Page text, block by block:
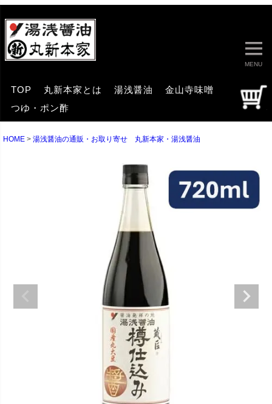
MENU
TOP 丸新本家とは 湯浅醤油
金山寺味噌
つゆ・ポン酢
HOME 湯浅醤油の通販・お取り寄せ 丸新本家・湯浅醤油